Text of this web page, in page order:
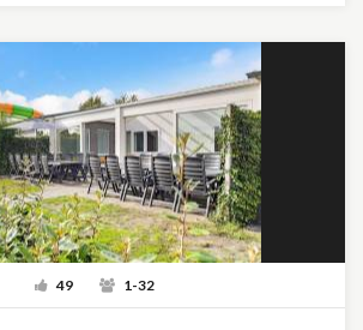
49 1-32